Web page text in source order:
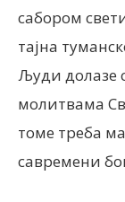
сабором
тајна
Људи долазе
молитвама
томе треба
савремени